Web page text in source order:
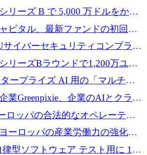
リーズ B で 5,000 万ドルをかけ
大陸法用の法律 AI を構築
ピタル、最新ファンドの初回ク
ルを確保
サイバーセキュリティコンプライ
トフォームのために140万ユーロ
リーズBラウンドで1,200万ユー
ープライズ AI 用の「マルチプ
ペレーティング システムを構築
B で 4,000 万ドルを調達
業Greenpixie、企業のAIとクラウ
ー無駄を削減するために470万ポ
ロッパの合法的なオペレーティ
ムを構築するために 750 万ユーロ
ーロッパの産業労働力の強化に
に 140 万ユーロを獲得
律型ソフトウェア テスト用に 110